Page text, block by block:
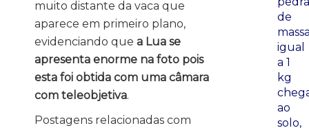
muito distante da vaca que
aparece em primeiro plano,
evidenciando que a Lua se
apresenta enorme na foto pois
esta foi obtida com uma câmara
com teleobjetiva.
Postagens relacionadas com
de
igual
a 1
kg
ao
solo,